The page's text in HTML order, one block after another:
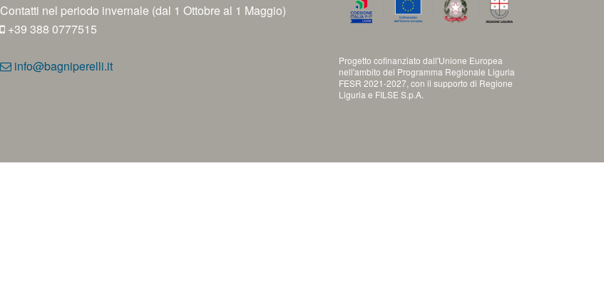
Contatti nel periodo invernale (dal 1 Ottobre al 1 Maggio)
+39 388 0777515
info@bagniperelli.it
Progetto cofinanziato dall'Unione Europea
nell'ambito del Programma Regionale Liguria
FESR 2021-2027, con il supporto di Regione
Liguria e FILSE S.p.A.